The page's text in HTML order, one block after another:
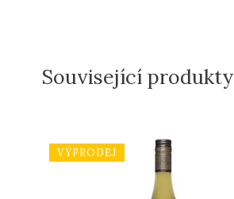
Související produkty
VÝPRODEJ